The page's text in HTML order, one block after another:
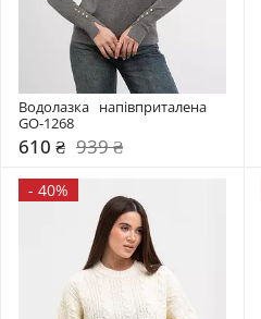
Водолазка   напівприталена
GO-1268
610 ₴ 939 ₴
- 40%